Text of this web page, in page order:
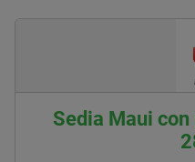
Sedia Maui